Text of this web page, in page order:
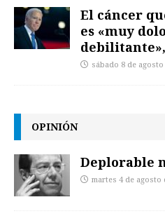
El cáncer
es «muy
sábado 8 de agosto
OPINIÓN
Deplorable
martes 4 de agosto